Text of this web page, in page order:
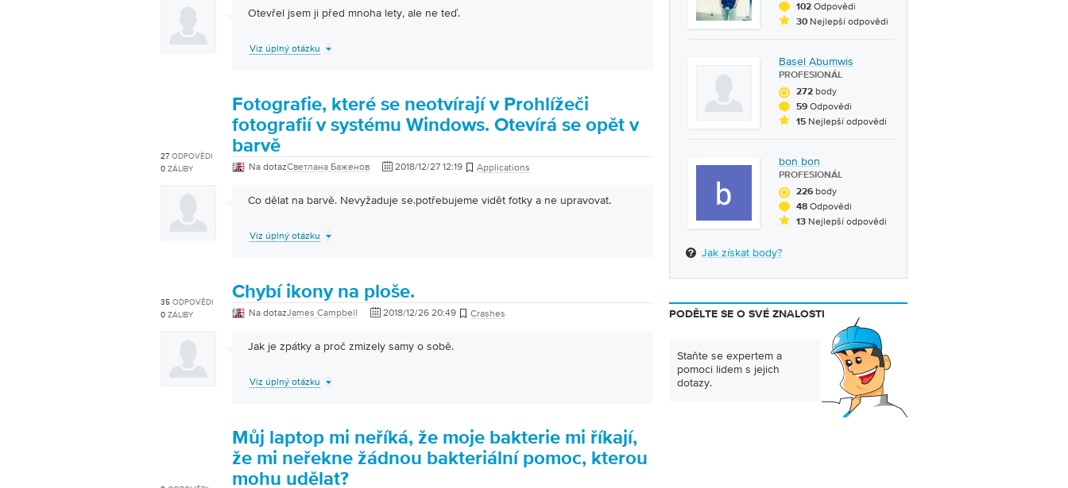
Otevřel jsem ji před mnoha lety, ale ne teď.
Viz úplný otázku
27 ODPOVĚDI
0 ZÁLIBY
Fotografie, které se neotvírají v Prohlížeči
fotografií v systému Windows. Otevírá se opět v
barvě
Na dotazСветлана Баженов 2018/12/27 12:19 Applications
Co dělat na barvě. Nevyžaduje se.potřebujeme vidět fotky a ne upravovat.
Viz úplný otázku
35 ODPOVĚDI
0 ZÁLIBY
Chybí ikony na ploše.
Na dotazJames Campbell 2018/12/26 20:49 Crashes
Jak je zpátky a proč zmizely samy o sobě.
Viz úplný otázku
Můj laptop mi neříká, že moje bakterie mi říkají,
že mi neřekne žádnou bakteriální pomoc, kterou
mohu udělat?
102 Odpovědi
30 Nejlepší odpovědi
Basel Abumwis
PROFESIONÁL
272 body
59 Odpovědi
15 Nejlepší odpovědi
bon bon
PROFESIONÁL
226 body
48 Odpovědi
13 Nejlepší odpovědi
Jak získat body?
PODĚLTE SE O SVÉ ZNALOSTI
Staňte se expertem a
pomoci lidem s jejich
dotazy.